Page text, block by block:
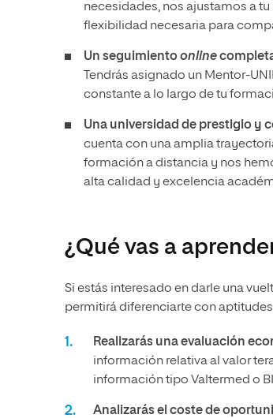
necesidades, nos ajustamos a
flexibilidad necesaria para
Un seguimientoonline
Tendrás asignado un Mentor-
constante a lo largo de tu
Una universidad de prestigio y
cuenta con una amplia
formación a distancia y nos
alta calidad y excelencia
¿Qué vas a
Si estás interesado en darle una
permitirá diferenciarte con
Realizarás una evaluación
información relativa al valor
información tipo Valtermed o
Analizarás el coste de